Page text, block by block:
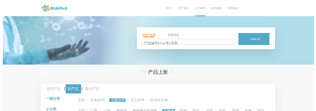
首页 关于我们 分子砌块 技术服务 联系我们
关键字搜索
批量搜索
Search
NEW PRODUCTS
产品上新
全部产品 新产品 重点产品
一级分类 全部 含氧杂环 含氮杂环 其它杂环 其他化合物
小分类